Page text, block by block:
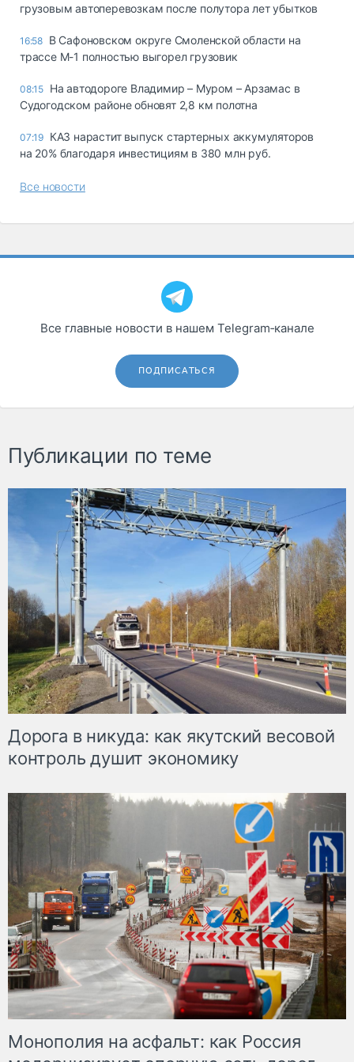
грузовым автоперевозкам после полутора лет убытков
16:58 В Сафоновском округе Смоленской области на
трассе М-1 полностью выгорел грузовик
08:15 На автодороге Владимир – Муром – Арзамас в
Судогодском районе обновят 2,8 км полотна
07:19 КАЗ нарастит выпуск стартерных аккумуляторов
на 20% благодаря инвестициям в 380 млн руб.
Все новости
Все главные новости в нашем Telegram‑канале
ПОДПИСАТЬСЯ
Публикации по теме
Дорога в никуда: как якутский весовой
контроль душит экономику
Монополия на асфальт: как Россия